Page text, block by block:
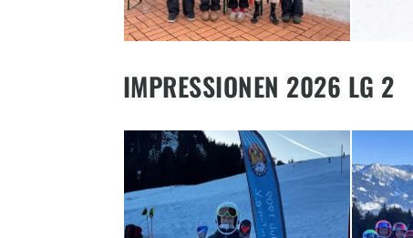
IMPRESSIONEN 2026 LG 2